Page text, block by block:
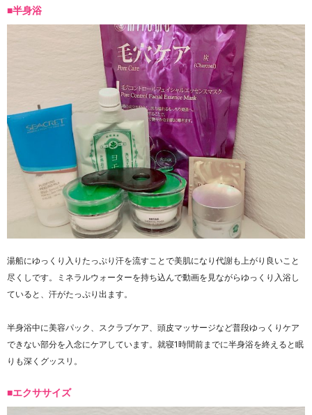
■半身浴
湯船にゆっくり入りたっぷり汗を流すことで美肌になり代謝も上がり良いこと
尽くしです。ミネラルウォーターを持ち込んで動画を見ながらゆっくり入浴し
ていると、汗がたっぷり出ます。
半身浴中に美容パック、スクラブケア、頭皮マッサージなど普段ゆっくりケア
できない部分を入念にケアしています。就寝1時間前までに半身浴を終えると眠
りも深くグッスリ。
■エクササイズ